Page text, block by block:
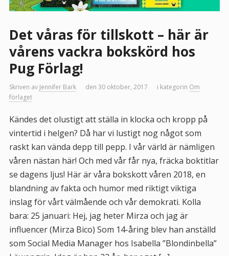
Det våras för tillskott – här är
vårens vackra bokskörd hos
Pug Förlag!
Skriven av Jennifer Bark den 30 oktober, 2017 i kategorin Om
förlaget
Kändes det olustigt att ställa in klocka och kropp på
vintertid i helgen? Då har vi lustigt nog något som
raskt kan vända depp till pepp. I vår värld är nämligen
våren nästan här! Och med vår får nya, fräcka boktitlar
se dagens ljus! Här är våra bokskott våren 2018, en
blandning av fakta och humor med riktigt viktiga
inslag för vårt välmående och vår demokrati. Kolla
bara: 25 januari: Hej, jag heter Mirza och jag är
influencer (Mirza Bico) Som 14-åring blev han anställd
som Social Media Manager hos Isabella ”Blondinbella”